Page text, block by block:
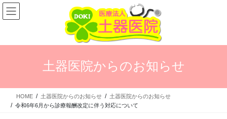
コ
ン
ナ
ビ
土器医院からのお知らせ
HOME 土器医院からのお知らせ
土器医院からのお知らせ
令和6年6月から診療報酬改定に伴う対応について